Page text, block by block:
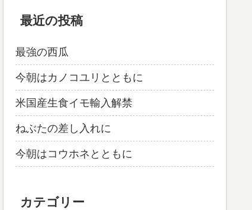
最近の投稿
最強の西瓜
今朝はカノコユリとともに
米国産生食イモ輸入解禁
ねぶたの差し入れに
今朝はコウホネとともに
カテゴリー